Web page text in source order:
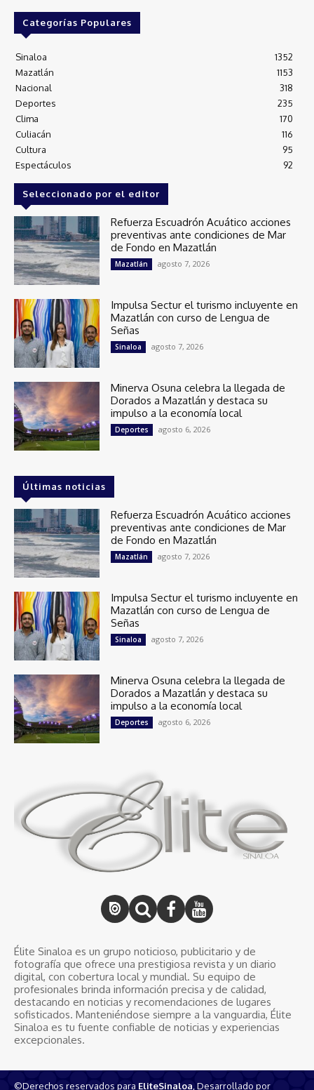
Categorías Populares
Sinaloa
1352
Mazatlán
1153
Nacional
318
Deportes
235
Clima
170
Culiacán
116
Cultura
95
Espectáculos
92
Seleccionado por el editor
Refuerza Escuadrón Acuático acciones
preventivas ante condiciones de Mar
de Fondo en Mazatlán
Mazatlán agosto 7, 2026
Impulsa Sectur el turismo incluyente en
Mazatlán con curso de Lengua de
Señas
Sinaloa agosto 7, 2026
Minerva Osuna celebra la llegada de
Dorados a Mazatlán y destaca su
impulso a la economía local
Deportes agosto 6, 2026
Últimas noticias
Refuerza Escuadrón Acuático acciones
preventivas ante condiciones de Mar
de Fondo en Mazatlán
Mazatlán agosto 7, 2026
Impulsa Sectur el turismo incluyente en
Mazatlán con curso de Lengua de
Señas
Sinaloa agosto 7, 2026
Minerva Osuna celebra la llegada de
Dorados a Mazatlán y destaca su
impulso a la economía local
Deportes agosto 6, 2026
Élite Sinaloa es un grupo noticioso, publicitario y de
fotografía que ofrece una prestigiosa revista y un diario
digital, con cobertura local y mundial. Su equipo de
profesionales brinda información precisa y de calidad,
destacando en noticias y recomendaciones de lugares
sofisticados. Manteniéndose siempre a la vanguardia, Élite
Sinaloa es tu fuente confiable de noticias y experiencias
excepcionales.
©Derechos reservados para EliteSinaloa , Desarrollado por